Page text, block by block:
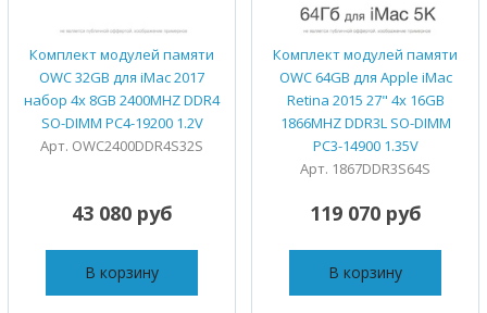
Комплект модулей памяти
OWC 32GB для iMac 2017
набор 4x 8GB 2400MHZ DDR4
SO-DIMM PC4-19200 1.2V
Арт. OWC2400DDR4S32S
43 080 руб
В корзину
Комплект модулей памяти
OWC 64GB для Apple iMac
Retina 2015 27" 4x 16GB
1866MHZ DDR3L SO-DIMM
PC3-14900 1.35V
Арт. 1867DDR3S64S
119 070 руб
В корзину